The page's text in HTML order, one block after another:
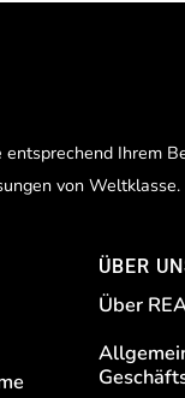
entsprechend Ihrem
von Weltklasse.
ÜBER
Über